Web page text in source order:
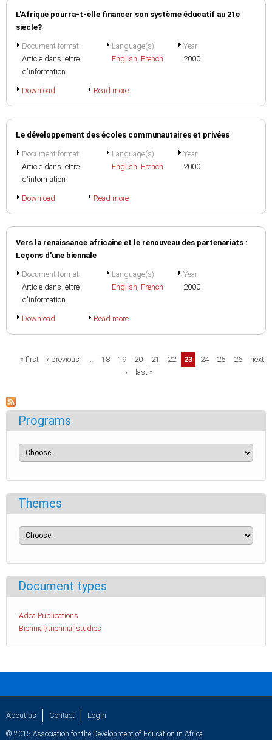
L'Afrique pourra-t-elle financer son système éducatif au 21e
siècle?
Document format
Article dans lettre
d'information
Language(s)
English, French
Year
2000
Download Read more
Le développement des écoles communautaires et privées
Document format
Article dans lettre
d'information
Language(s)
English, French
Year
2000
Download Read more
Vers la renaissance africaine et le renouveau des partenariats :
Leçons d'une biennale
Document format
Article dans lettre
d'information
Language(s)
English, French
Year
2000
Download Read more
Pages
« first ‹ previous … 18 19 20 21 22 23 24 25 26
next
›
last »
Programs
Themes
Document types
Adea Publications
Biennial/triennial studies
About us Contact Login
© 2015 Association for the Development of Education in Africa